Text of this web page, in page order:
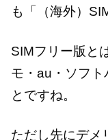
も「（海外）
SIMフリー版と
モ・au・ソフト
とですね。
ただし先にデメ